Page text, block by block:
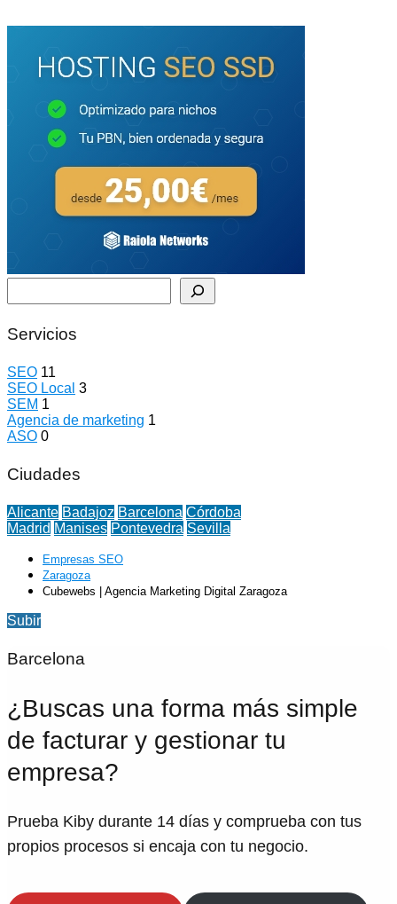
Servicios
SEO 11
SEO Local 3
SEM 1
Agencia de marketing 1
ASO 0
Ciudades
Alicante Badajoz Barcelona Córdoba
Madrid Manises Pontevedra Sevilla
Empresas SEO
Zaragoza
Cubewebs | Agencia Marketing Digital Zaragoza
Subir
Barcelona
¿Buscas una forma más simple
de facturar y gestionar tu
empresa?
Prueba Kiby durante 14 días y comprueba con tus
propios procesos si encaja con tu negocio.